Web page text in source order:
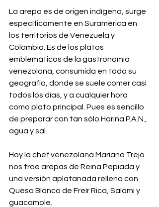
La arepa es de origen indígena, surge
específicamente en Suramérica en
los territorios de Venezuela y
Colombia. Es de los platos
emblemáticos de la gastronomía
venezolana, consumida en toda su
geografía, donde se suele comer casi
todos los días, y a cualquier hora
como plato principal. Pues es sencillo
de preparar con tan sólo Harina P.A.N.,
agua y sal.
Hoy la chef venezolana Mariana Trejo
nos trae arepas de Reina Pepiada y
una versión aplatanada rellena con
Queso Blanco de Freír Rica, Salami y
guacamole.